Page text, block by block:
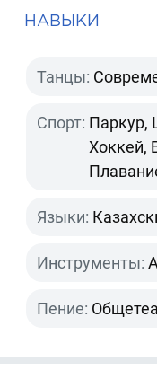
НАВЫКИ
Танцы:
Спорт: Паркур,
Хоккей,
Языки:
Инструменты:
Пение: